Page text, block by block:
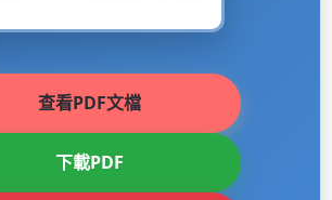
查看PDF文檔
下載PDF